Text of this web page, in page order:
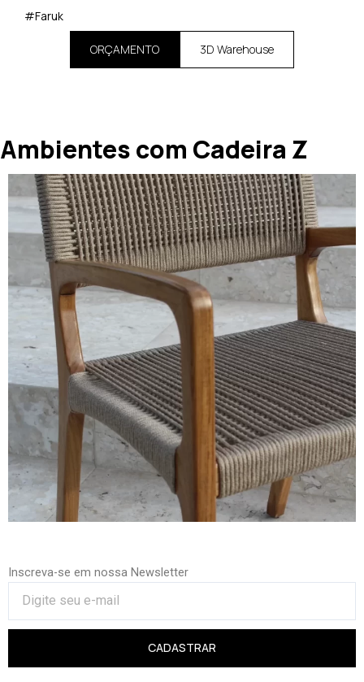
#Faruk
ORÇAMENTO 3D Warehouse
Ambientes com Cadeira Z
Inscreva-se em nossa Newsletter
CADASTRAR